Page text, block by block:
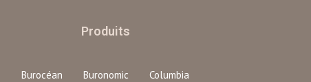
Produits
Burocéan Buronomic Columbia